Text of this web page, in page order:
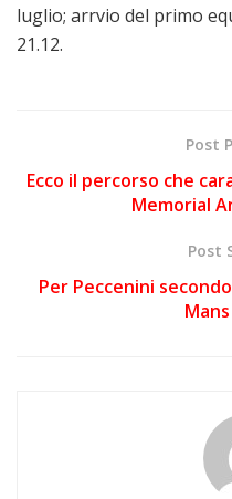
luglio; arrvio del primo
21.12.
Post
Ecco il percorso che
Memorial
Post
Per Peccenini